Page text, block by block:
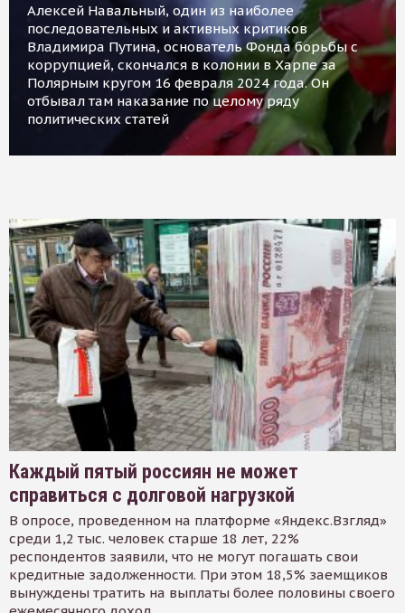
Алексей Навальный, один из наиболее
последовательных и активных критиков
Владимира Путина, основатель Фонда борьбы с
коррупцией, скончался в колонии в Харпе за
Полярным кругом 16 февраля 2024 года. Он
отбывал там наказание по целому ряду
политических статей
Каждый пятый россиян не может
справиться с долговой нагрузкой
В опросе, проведенном на платформе «Яндекс.Взгляд»
среди 1,2 тыс. человек старше 18 лет, 22%
респондентов заявили, что не могут погашать свои
кредитные задолженности. При этом 18,5% заемщиков
вынуждены тратить на выплаты более половины своего